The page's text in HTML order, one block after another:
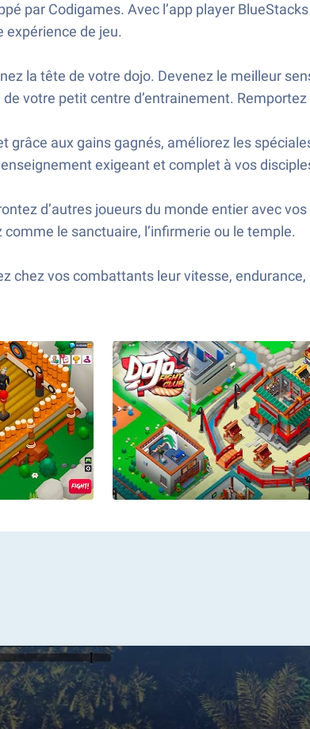
par Codigames. Avec l’app player
expérience de jeu.
la tête de votre dojo. Devenez le meilleur
votre petit centre d’entrainement.
aux gains gagnés, améliorez les
exigeant et complet à vos
d’autres joueurs du monde entier avec
le sanctuaire, l’infirmerie ou le temple.
chez vos combattants leur vitesse,